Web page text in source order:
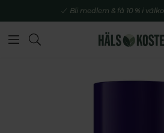
Bli medlem & få 10 % i